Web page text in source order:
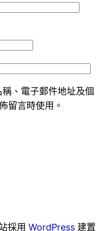
、電子郵件地址及個
留言時使用。
採用 WordPress建置